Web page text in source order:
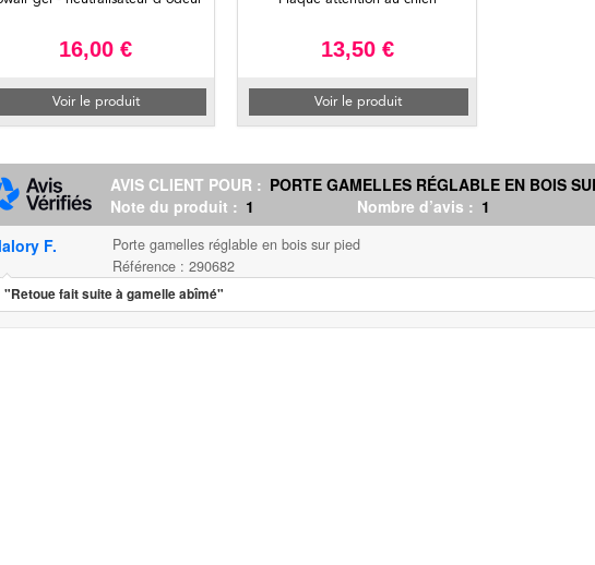
16,00 €
Voir le produit
13,50 €
Voir le produit
AVIS CLIENT POUR : PORTE GAMELLES RÉGLABLE EN BOIS
Note du produit : 1 Nombre d’avis : 1
F.
Porte gamelles réglable en bois sur pied
Référence : 290682
"Retoue fait suite à gamelle abîmé"